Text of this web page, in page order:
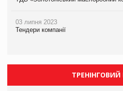
03 липня 2023
Тендери компанії
ТРЕНІНГОВИЙ